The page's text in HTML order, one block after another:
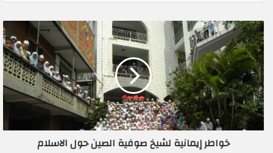
ي
د
ك
ا
ل
إ
ل
ك
ت
خواطر إيمانية لشيخ صوفية الصين حول الاسلام